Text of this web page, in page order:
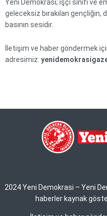
Yeni Demokrasi; işçi sınıfı ve
geleceksiz bırakılan
basının sesidir.
İletişim ve haber göndermek
adresimiz:
2024 Yeni Demokrasi – Yeni
haberler kaynak